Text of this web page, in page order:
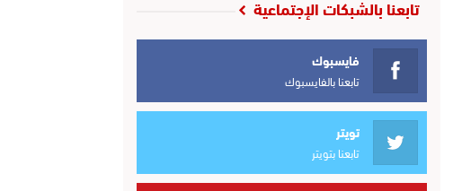
تابعنا بالشبكات الإجتماعية
فايسبوك
تابعنا بالفايسبوك
تويتر
تابعنا بتويتر